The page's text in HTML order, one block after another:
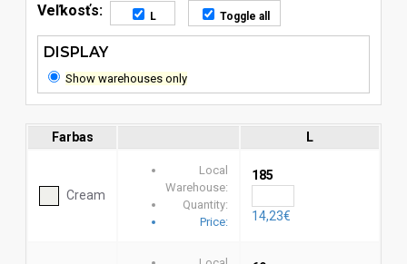
Veľkosťs:
L Toggle all
DISPLAY
Show warehouses only
Farbas L
Cream
Local
Warehouse:
Quantity:
Price:
185
14,23€